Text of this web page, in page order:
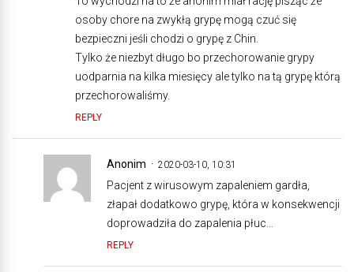
osoby chore na zwykłą grypę mogą czuć się
bezpieczni jeśli chodzi o grypę z Chin.
Tylko że niezbyt długo bo przechorowanie grypy
uodparnia na kilka miesięcy ale tylko na tą grypę którą
przechorowaliśmy.
REPLY
Anonim 2020-03-10, 10:31
Pacjent z wirusowym zapaleniem gardła,
złapał dodatkowo grypę, która w konsekwencji
doprowadziła do zapalenia płuc…
REPLY